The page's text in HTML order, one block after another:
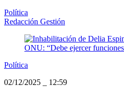
Política
Redacción Gestión
Política
02/12/2025
12:59